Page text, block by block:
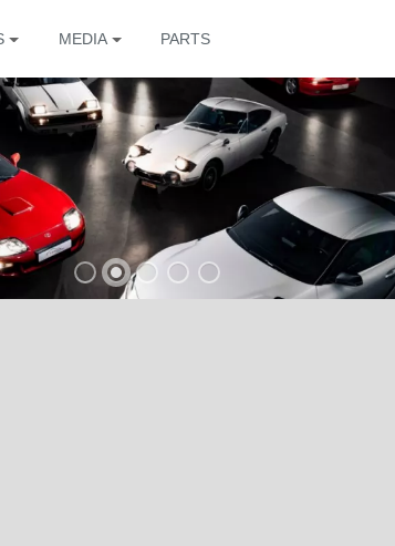
MEDIA PARTS